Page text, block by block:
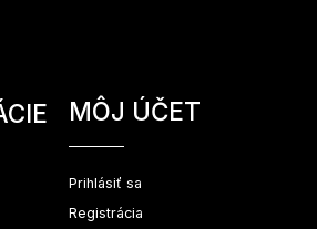
MÔJ ÚČET
Prihlásiť sa
Registrácia